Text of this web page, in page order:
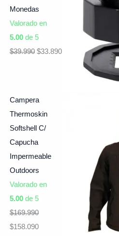
Monedas
Valorado en
5.00 de 5
$39.990 $33.890
Campera
Thermoskin
Softshell C/
Capucha
Impermeable
Outdoors
Valorado en
5.00 de 5
$169.990
$158.090